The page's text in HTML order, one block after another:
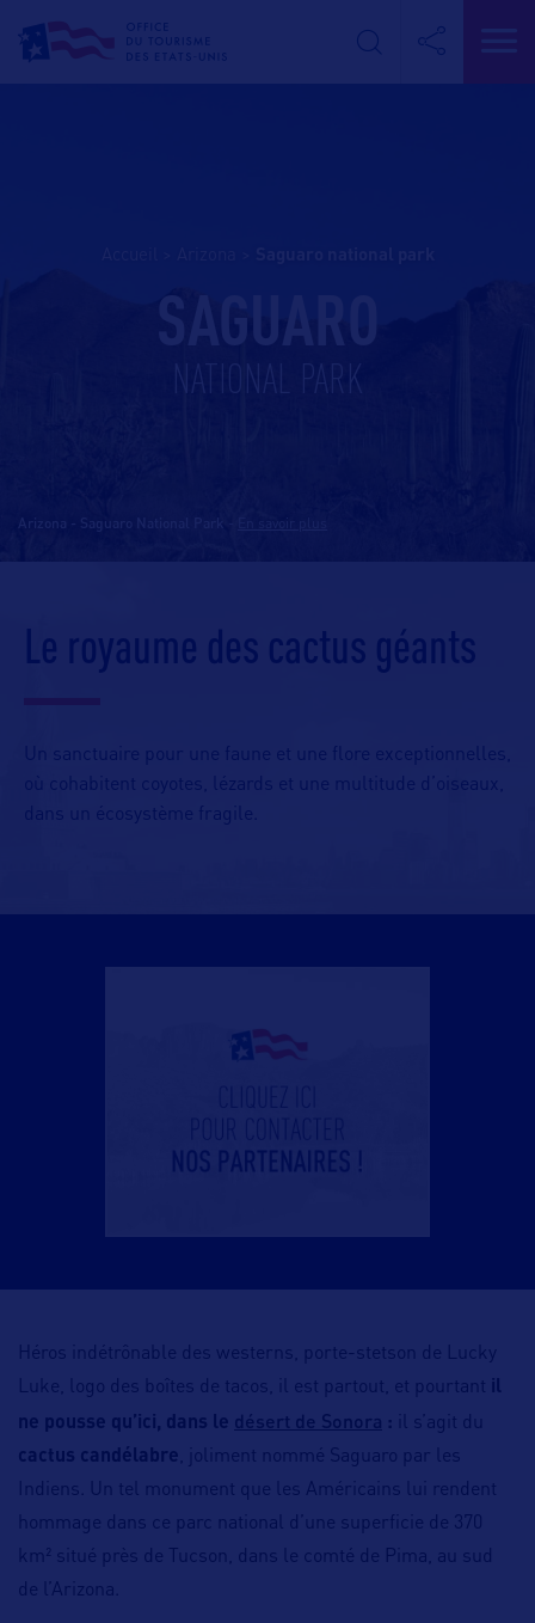
NATIONAL PARK
Le royaume des cactus géants
Un sanctuaire pour une faune et une flore exceptionnelles,
où cohabitent coyotes, lézards et une multitude d’oiseaux,
dans un écosystème fragile.
Héros indétrônable des westerns, porte-stetson de Lucky
Luke, logo des boîtes de tacos, il est partout, et pourtant il
ne pousse qu’ici, dans le désert de Sonora :
il s’agit du
cactus candélabre , joliment nommé Saguaro par les
Indiens. Un tel monument que les Américains lui rendent
hommage dans ce parc national d’une superficie de 370
km² situé près de Tucson, dans le comté de Pima, au sud
de l’Arizona.